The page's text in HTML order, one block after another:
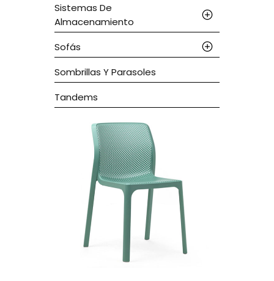
Sistemas De
Almacenamiento
Sofás
Sombrillas Y Parasoles
Tandems